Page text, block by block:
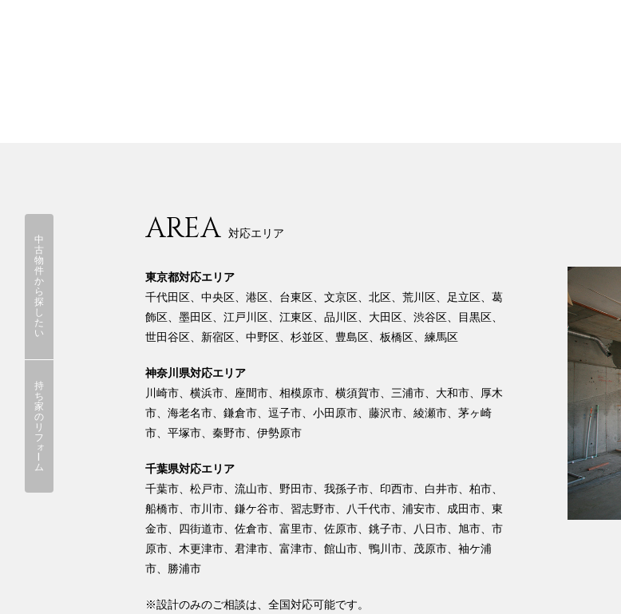
AREA 対応エリア
東京都対応エリア
千代田区、中央区、港区、台東区、文京区、北区、荒川区、足立区、葛
飾区、墨田区、江戸川区、江東区、品川区、大田区、渋谷区、目黒区、
世田谷区、新宿区、中野区、杉並区、豊島区、板橋区、練馬区
神奈川県対応エリア
川崎市、横浜市、座間市、相模原市、横須賀市、三浦市、大和市、厚木
市、海老名市、鎌倉市、逗子市、小田原市、藤沢市、綾瀬市、茅ヶ崎
市、平塚市、秦野市、伊勢原市
千葉県対応エリア
千葉市、松戸市、流山市、野田市、我孫子市、印西市、白井市、柏市、
船橋市、市川市、鎌ケ谷市、習志野市、八千代市、浦安市、成田市、東
金市、四街道市、佐倉市、富里市、佐原市、銚子市、八日市、旭市、市
原市、木更津市、君津市、富津市、館山市、鴨川市、茂原市、袖ケ浦
市、勝浦市
※設計のみのご相談は、全国対応可能です。
中
古
物
件
か
ら
探
し
た
い
持
ち
家
の
リ
フ
ォ
ム